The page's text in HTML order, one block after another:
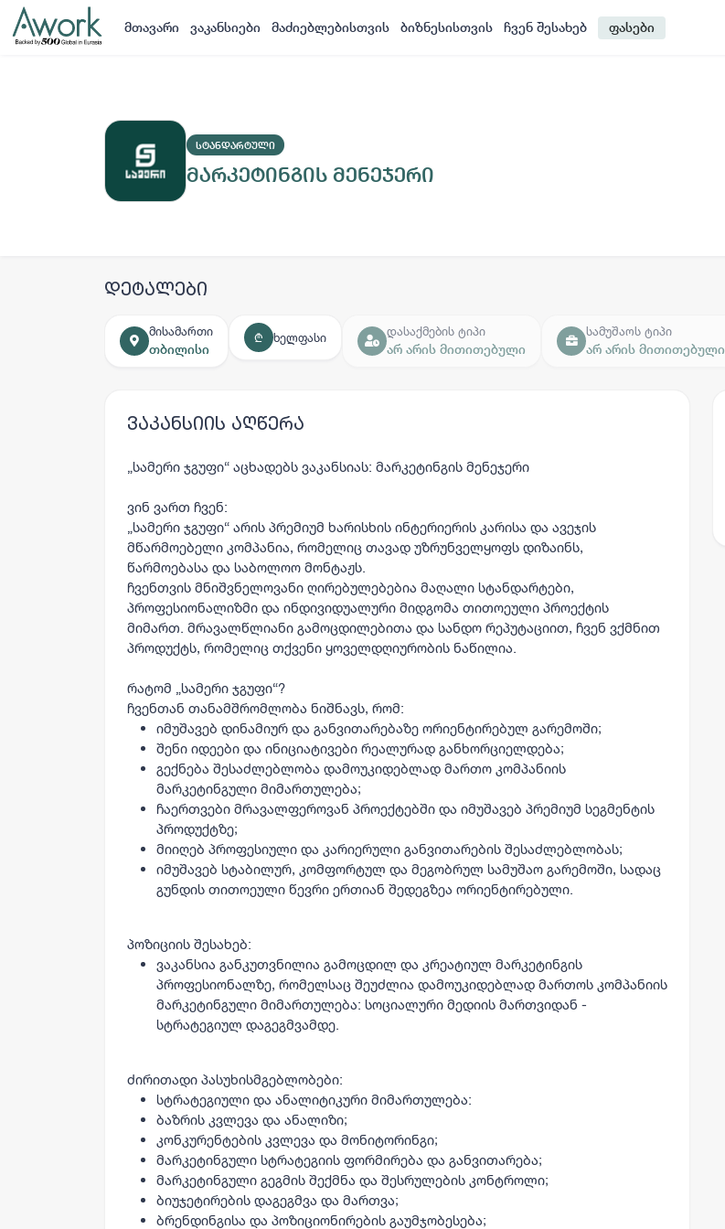
მთავარი ვაკანსიები მაძიებლებისთვის ბიზნესისთვის ჩვენ შესახებ ფასები
ᲡᲢᲐᲜᲓᲐᲠᲢᲣᲚᲘ
მარკეტინგის მენეჯერი
დეტალები
მისამართი
თბილისი
₾ ხელფასი
დასაქმების ტიპი
არ არის მითითებული
სამუშაოს ტიპი
არ არის მითითებული
ვაკანსიის აღწერა
„სამერი ჯგუფი“ აცხადებს ვაკანსიას: მარკეტინგის მენეჯერი
ვინ ვართ ჩვენ:
„სამერი ჯგუფი“ არის პრემიუმ ხარისხის ინტერიერის კარისა და ავეჯის
მწარმოებელი კომპანია, რომელიც თავად უზრუნველყოფს დიზაინს,
წარმოებასა და საბოლოო მონტაჟს.
ჩვენთვის მნიშვნელოვანი ღირებულებებია მაღალი სტანდარტები,
პროფესიონალიზმი და ინდივიდუალური მიდგომა თითოეული პროექტის
მიმართ. მრავალწლიანი გამოცდილებითა და სანდო რეპუტაციით, ჩვენ ვქმნით
პროდუქტს, რომელიც თქვენი ყოველდღიურობის ნაწილია.
რატომ „სამერი ჯგუფი“?
ჩვენთან თანამშრომლობა ნიშნავს, რომ:
იმუშავებ დინამიურ და განვითარებაზე ორიენტირებულ გარემოში;
შენი იდეები და ინიციატივები რეალურად განხორციელდება;
გექნება შესაძლებლობა დამოუკიდებლად მართო კომპანიის
მარკეტინგული მიმართულება;
ჩაერთვები მრავალფეროვან პროექტებში და იმუშავებ პრემიუმ სეგმენტის
პროდუქტზე;
მიიღებ პროფესიული და კარიერული განვითარების შესაძლებლობას;
იმუშავებ სტაბილურ, კომფორტულ და მეგობრულ სამუშაო გარემოში, სადაც
გუნდის თითოეული წევრი ერთიან შედეგზეა ორიენტირებული.
პოზიციის შესახებ:
ვაკანსია განკუთვნილია გამოცდილ და კრეატიულ მარკეტინგის
პროფესიონალზე, რომელსაც შეუძლია დამოუკიდებლად მართოს კომპანიის
მარკეტინგული მიმართულება: სოციალური მედიის მართვიდან -
სტრატეგიულ დაგეგმვამდე.
ძირითადი პასუხისმგებლობები:
სტრატეგიული და ანალიტიკური მიმართულება:
ბაზრის კვლევა და ანალიზი;
კონკურენტების კვლევა და მონიტორინგი;
მარკეტინგული სტრატეგიის ფორმირება და განვითარება;
მარკეტინგული გეგმის შექმნა და შესრულების კონტროლი;
ბიუჯეტირების დაგეგმვა და მართვა;
ბრენდინგისა და პოზიციონირების გაუმჯობესება;